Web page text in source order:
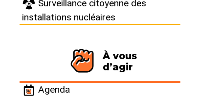
Surveillance citoyenne des
installations nucléaires
À vous
d’agir
Agenda
À partir de 18:00
Beaumont-Hague (50440)